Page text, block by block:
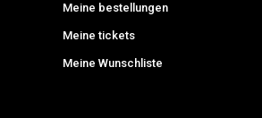
Meine bestellungen
Meine tickets
Meine Wunschliste